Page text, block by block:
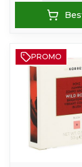
PROMO